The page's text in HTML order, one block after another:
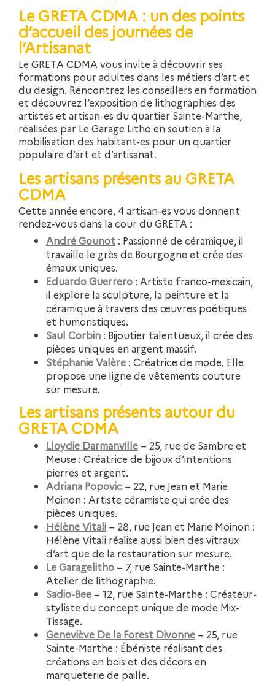
Le GRETA CDMA : un des points
d’accueil des journées de
l’Artisanat
Le GRETA CDMA vous invite à découvrir ses
formations pour adultes dans les métiers d’art et
du design. Rencontrez les conseillers en formation
et découvrez l’exposition de lithographies des
artistes et artisan-es du quartier Sainte-Marthe,
réalisées par Le Garage Litho en soutien à la
mobilisation des habitant-es pour un quartier
populaire d’art et d’artisanat.
Les artisans présents au GRETA
CDMA
Cette année encore, 4 artisan-es vous donnent
rendez-vous dans la cour du GRETA :
André Gounot : Passionné de céramique, il
travaille le grès de Bourgogne et crée des
émaux uniques.
Eduardo Guerrero : Artiste franco-mexicain,
il explore la sculpture, la peinture et la
céramique à travers des œuvres poétiques
et humoristiques.
Saul Corbin : Bijoutier talentueux, il crée des
pièces uniques en argent massif.
Stéphanie Valère : Créatrice de mode. Elle
propose une ligne de vêtements couture
sur mesure.
Les artisans présents autour du
GRETA CDMA
Lloydie Darmanville – 25, rue de Sambre et
Meuse : Créatrice de bijoux d’intentions
pierres et argent.
Adriana Popovic – 22, rue Jean et Marie
Moinon : Artiste céramiste qui crée des
pièces uniques.
Hélène Vitali – 28, rue Jean et Marie Moinon :
Hélène Vitali réalise aussi bien des vitraux
d’art que de la restauration sur mesure.
Le Garagelitho – 7, rue Sainte-Marthe :
Atelier de lithographie.
Sadio-Bee – 12, rue Sainte-Marthe : Créateur-
styliste du concept unique de mode Mix-
Tissage.
Geneviève De la Forest Divonne – 25, rue
Sainte-Marthe : Ébéniste réalisant des
créations en bois et des décors en
marqueterie de paille.